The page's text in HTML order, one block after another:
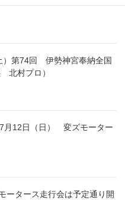
）第74回 伊勢神宮奉納全国
北村プロ）
12日（日） 変ズモーター
ータース走行会は予定通り開